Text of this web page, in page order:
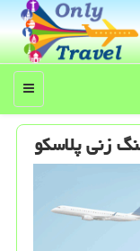
منو
زنی پلاسكو